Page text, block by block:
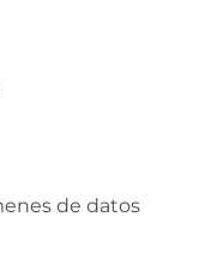
de datos